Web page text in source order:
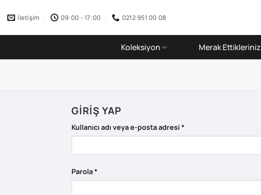
atla
İletişim 09:00 - 17:00 0212 951 00 08
Koleksiyon Merak Ettikleriniz
GIRIŞ YAP
Kullanıcı adı veya e-posta adresi *
Parola*